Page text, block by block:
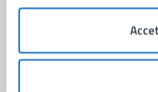
Contatta il comune